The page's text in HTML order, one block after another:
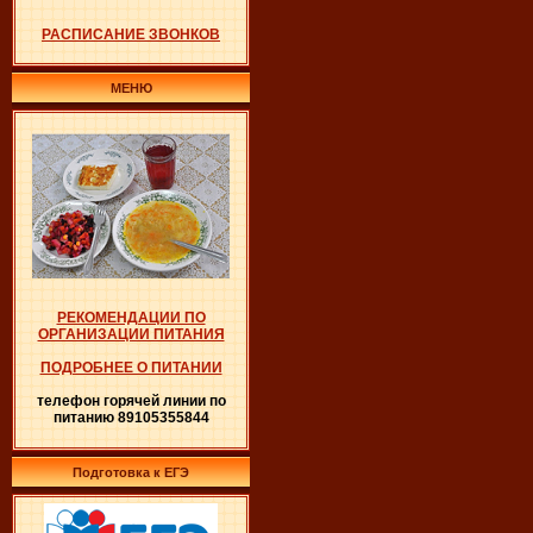
РАСПИСАНИЕ ЗВОНКОВ
МЕНЮ
РЕКОМЕНДАЦИИ ПО
ОРГАНИЗАЦИИ ПИТАНИЯ
ПОДРОБНЕЕ О ПИТАНИИ
телефон горячей линии по
питанию 89105355844
Подготовка к ЕГЭ